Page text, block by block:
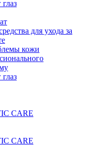
для ухода за
кожи
CARE
CARE